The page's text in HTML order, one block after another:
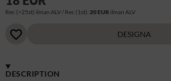
Rec (>25st) ilman ALV / Rec (1st): 20 EUR ilman ALV
DESIGNA
DESCRIPTION